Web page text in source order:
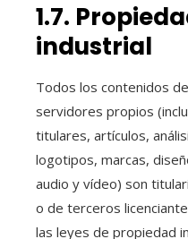
1.7.
industrial
Todos los contenidos
servidores propios
titulares, artículos,
logotipos, marcas,
audio y vídeo) son
o de terceros
las leyes de propiedad